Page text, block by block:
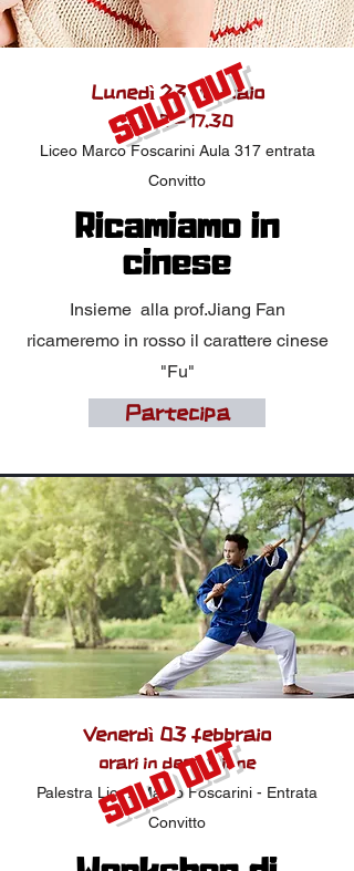
Lunedì 23 gennaio
16.00 - 17.30
Liceo Marco Foscarini Aula 317 entrata
Convitto
SOLD OUT
Ricamiamo in
cinese
Insieme alla prof.Jiang Fan
ricameremo in rosso il carattere cinese
"Fu"
Partecipa
Venerdì 03 febbraio
orari in descrizione
Palestra Liceo Marco Foscarini - Entrata
Convitto
SOLD OUT